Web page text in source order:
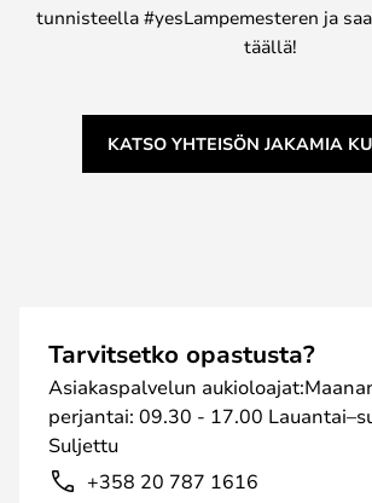
tunnisteella #yesLampemesteren ja
täällä!
KATSO YHTEISÖN JAKAMIA
Tarvitsetko opastusta?
Asiakaspalvelun
perjantai: 09.30 - 17.00
Suljettu
+358 20 787 1616